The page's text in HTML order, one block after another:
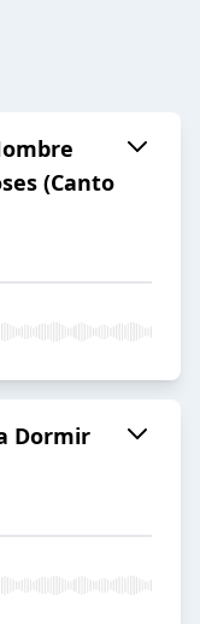
(Canto
Dormir